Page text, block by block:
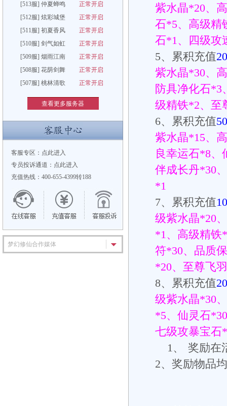
[513服] 仲夏蝉鸣
正常开启
[512服] 炫彩城堡
正常开启
[511服] 初夏香风
正常开启
[510服] 剑气如虹
正常开启
[509服] 烟雨江南
正常开启
[508服] 花荫剑舞
正常开启
[507服] 桃林清歌
正常开启
查看更多服务器
客服专区： 点此进入
专员投诉通道： 点此进入
充值热线：400-655-4399转188
梦幻修仙合作媒体
紫水晶*20、
石*5、高级精
石*1、四级攻
5、累积充值
紫水晶*30、
防具净化石*3
级精铁*2、至
6、累积充值
紫水晶*15、
良幸运石*8、
伴成长丹*30
*1
7、累积充值
级紫水晶*20
*1、高级精铁
符*30、品质
*20、至尊飞羽
8、累积充值
级紫水晶*30
*5、仙灵石*30
七级攻暴宝石
1、
奖励在
2、奖励物品